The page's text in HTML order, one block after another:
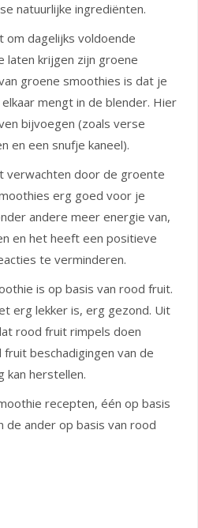
natuurlijke ingrediënten.
om dagelijks voldoende
laten krijgen zijn groene
groene smoothies is dat je
mengt in de blender. Hier
bijvoegen (zoals verse
en een snufje kaneel).
verwachten door de groente
erg goed voor je
andere meer energie van,
en het heeft een positieve
te verminderen.
is op basis van rood fruit.
erg lekker is, erg gezond. Uit
rood fruit rimpels doen
beschadigingen van de
kan herstellen.
recepten, één op basis
de ander op basis van rood